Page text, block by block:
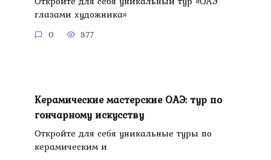
глазами художника»
0 377
Керамические мастерские ОАЭ: тур по
гончарному искусству
Откройте для себя уникальные туры по
керамическим и